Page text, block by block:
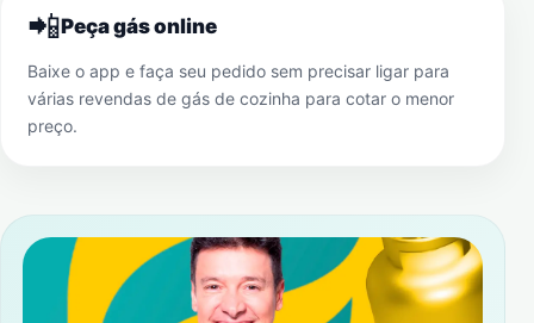
📲Peça gás online
Baixe o app e faça seu pedido sem precisar ligar para
várias revendas de gás de cozinha para cotar o menor
preço.